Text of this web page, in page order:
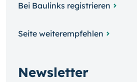
Bei Baulinks registrieren
Seite weiterempfehlen
Newsletter